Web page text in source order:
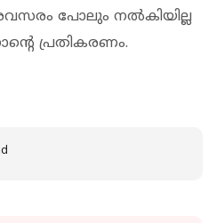
പോലും നൽകിയില്ല
പ്രതികരണം.